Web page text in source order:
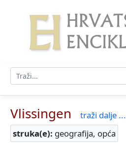
Vlissingen
traži dalje ...
struka(e): geografija, opća